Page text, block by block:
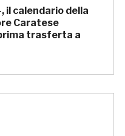
il calendario della
Caratese
trasferta a